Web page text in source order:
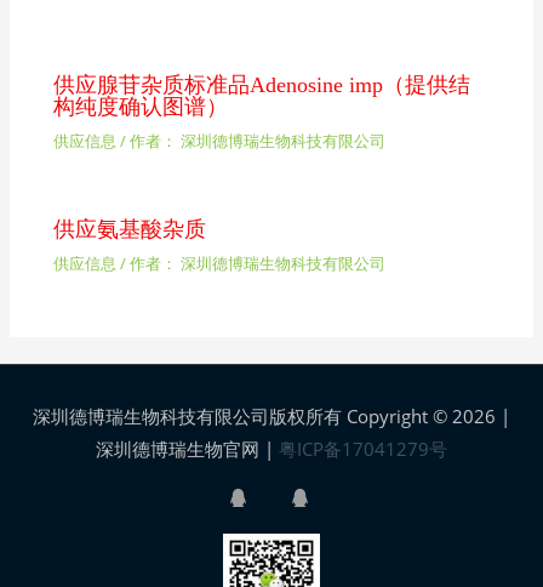
供应腺苷杂质标准品Adenosine imp（提供结
构纯度确认图谱）
供应信息 / 作者： 深圳德博瑞生物科技有限公司
供应氨基酸杂质
供应信息 / 作者： 深圳德博瑞生物科技有限公司
深圳德博瑞生物科技有限公司版权所有 Copyright © 2026 |
深圳德博瑞生物官网 | 粤ICP备17041279号